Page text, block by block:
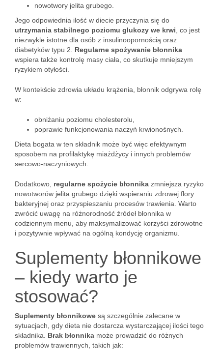
nowotwory jelita grubego.
Jego odpowiednia ilość w diecie przyczynia się do
utrzymania stabilnego poziomu glukozy we krwi , co jest
niezwykle istotne dla osób z insulinoopornością oraz
diabetyków typu 2. Regularne spożywanie błonnika
wspiera także kontrolę masy ciała, co skutkuje mniejszym
ryzykiem otyłości.
W kontekście zdrowia układu krążenia, błonnik odgrywa rolę
w:
obniżaniu poziomu cholesterolu,
poprawie funkcjonowania naczyń krwionośnych.
Dieta bogata w ten składnik może być więc efektywnym
sposobem na profilaktykę miażdżycy i innych problemów
sercowo-naczyniowych.
Dodatkowo, regularne spożycie błonnika zmniejsza ryzyko
nowotworów jelita grubego dzięki wspieraniu zdrowej flory
bakteryjnej oraz przyspieszaniu procesów trawienia. Warto
zwrócić uwagę na różnorodność źródeł błonnika w
codziennym menu, aby maksymalizować korzyści zdrowotne
i pozytywnie wpływać na ogólną kondycję organizmu.
Suplementy błonnikowe
– kiedy warto je
stosować?
Suplementy błonnikowe są szczególnie zalecane w
sytuacjach, gdy dieta nie dostarcza wystarczającej ilości tego
składnika. Brak błonnika może prowadzić do różnych
problemów trawiennych, takich jak: